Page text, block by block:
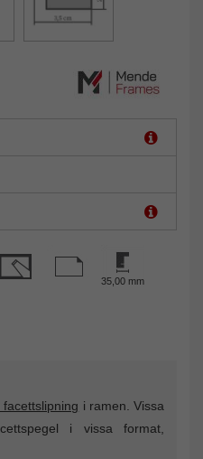
35,00 mm
facettslipning i ramen. Vissa
i vissa format,